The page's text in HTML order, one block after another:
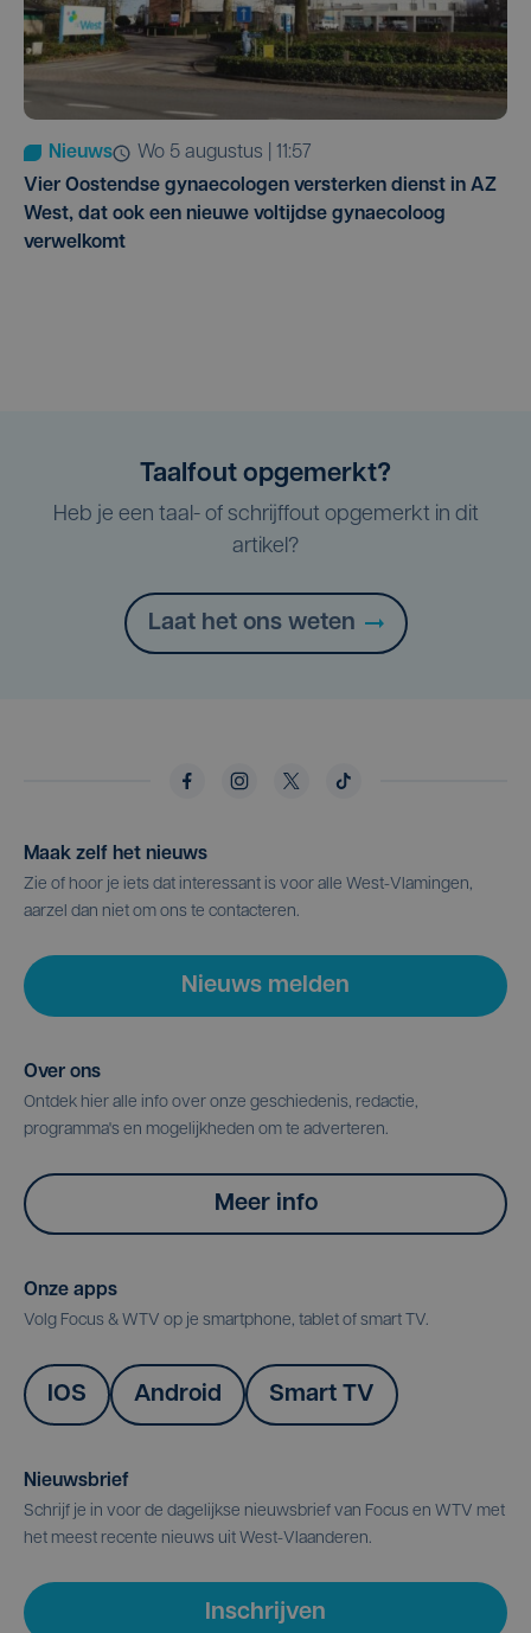
Nieuws
wo 5 augustus | 11:57
Vier Oostendse gynaecologen versterken dienst in AZ
West, dat ook een nieuwe voltijdse gynaecoloog
verwelkomt
Taalfout opgemerkt?
Heb je een taal- of schrijffout opgemerkt in dit
artikel?
Laat het ons weten
Maak zelf het nieuws
Zie of hoor je iets dat interessant is voor alle West-Vlamingen,
aarzel dan niet om ons te contacteren.
Nieuws melden
Over ons
Ontdek hier alle info over onze geschiedenis, redactie,
programma's en mogelijkheden om te adverteren.
Meer info
Onze apps
Volg Focus & WTV op je smartphone, tablet of smart TV.
IOS Android Smart TV
Nieuwsbrief
Schrijf je in voor de dagelijkse nieuwsbrief van Focus en WTV met
het meest recente nieuws uit West-Vlaanderen.
Inschrijven